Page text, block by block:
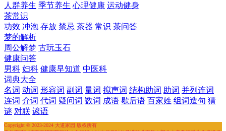
人群养生 季节养生 心理健康 运动健身
茶常识
功效 冲泡 存放 禁忌 茶器 常识 茶问答
梦的解析
周公解梦 古玩玉石
健康问答
男科 妇科 健康早知道 中医科
词典大全
名词 动词 形容词 副词 量词 拟声词 结构助词 助词 并列连词
连词 介词 代词 疑问词 数词 成语 歇后语 百家姓 组词造句 猜
谜 对联 谚语
Copyright © 2023-2024 大道家园 版权所有